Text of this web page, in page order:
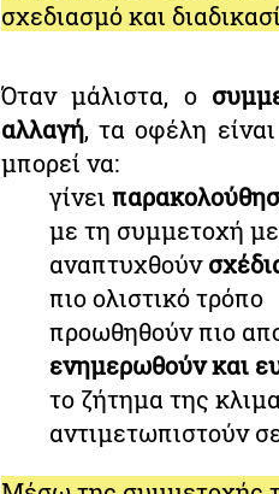
σχεδιασμό και
Όταν μάλιστα, ο
αλλαγή, τα οφέλη
μπορεί να:
γίνει
με τη συμμετοχή
αναπτυχθούν
πιο ολιστικό τρόπο
προωθηθούν πιο
ενημερωθούν και
το ζήτημα της
αντιμετωπιστούν